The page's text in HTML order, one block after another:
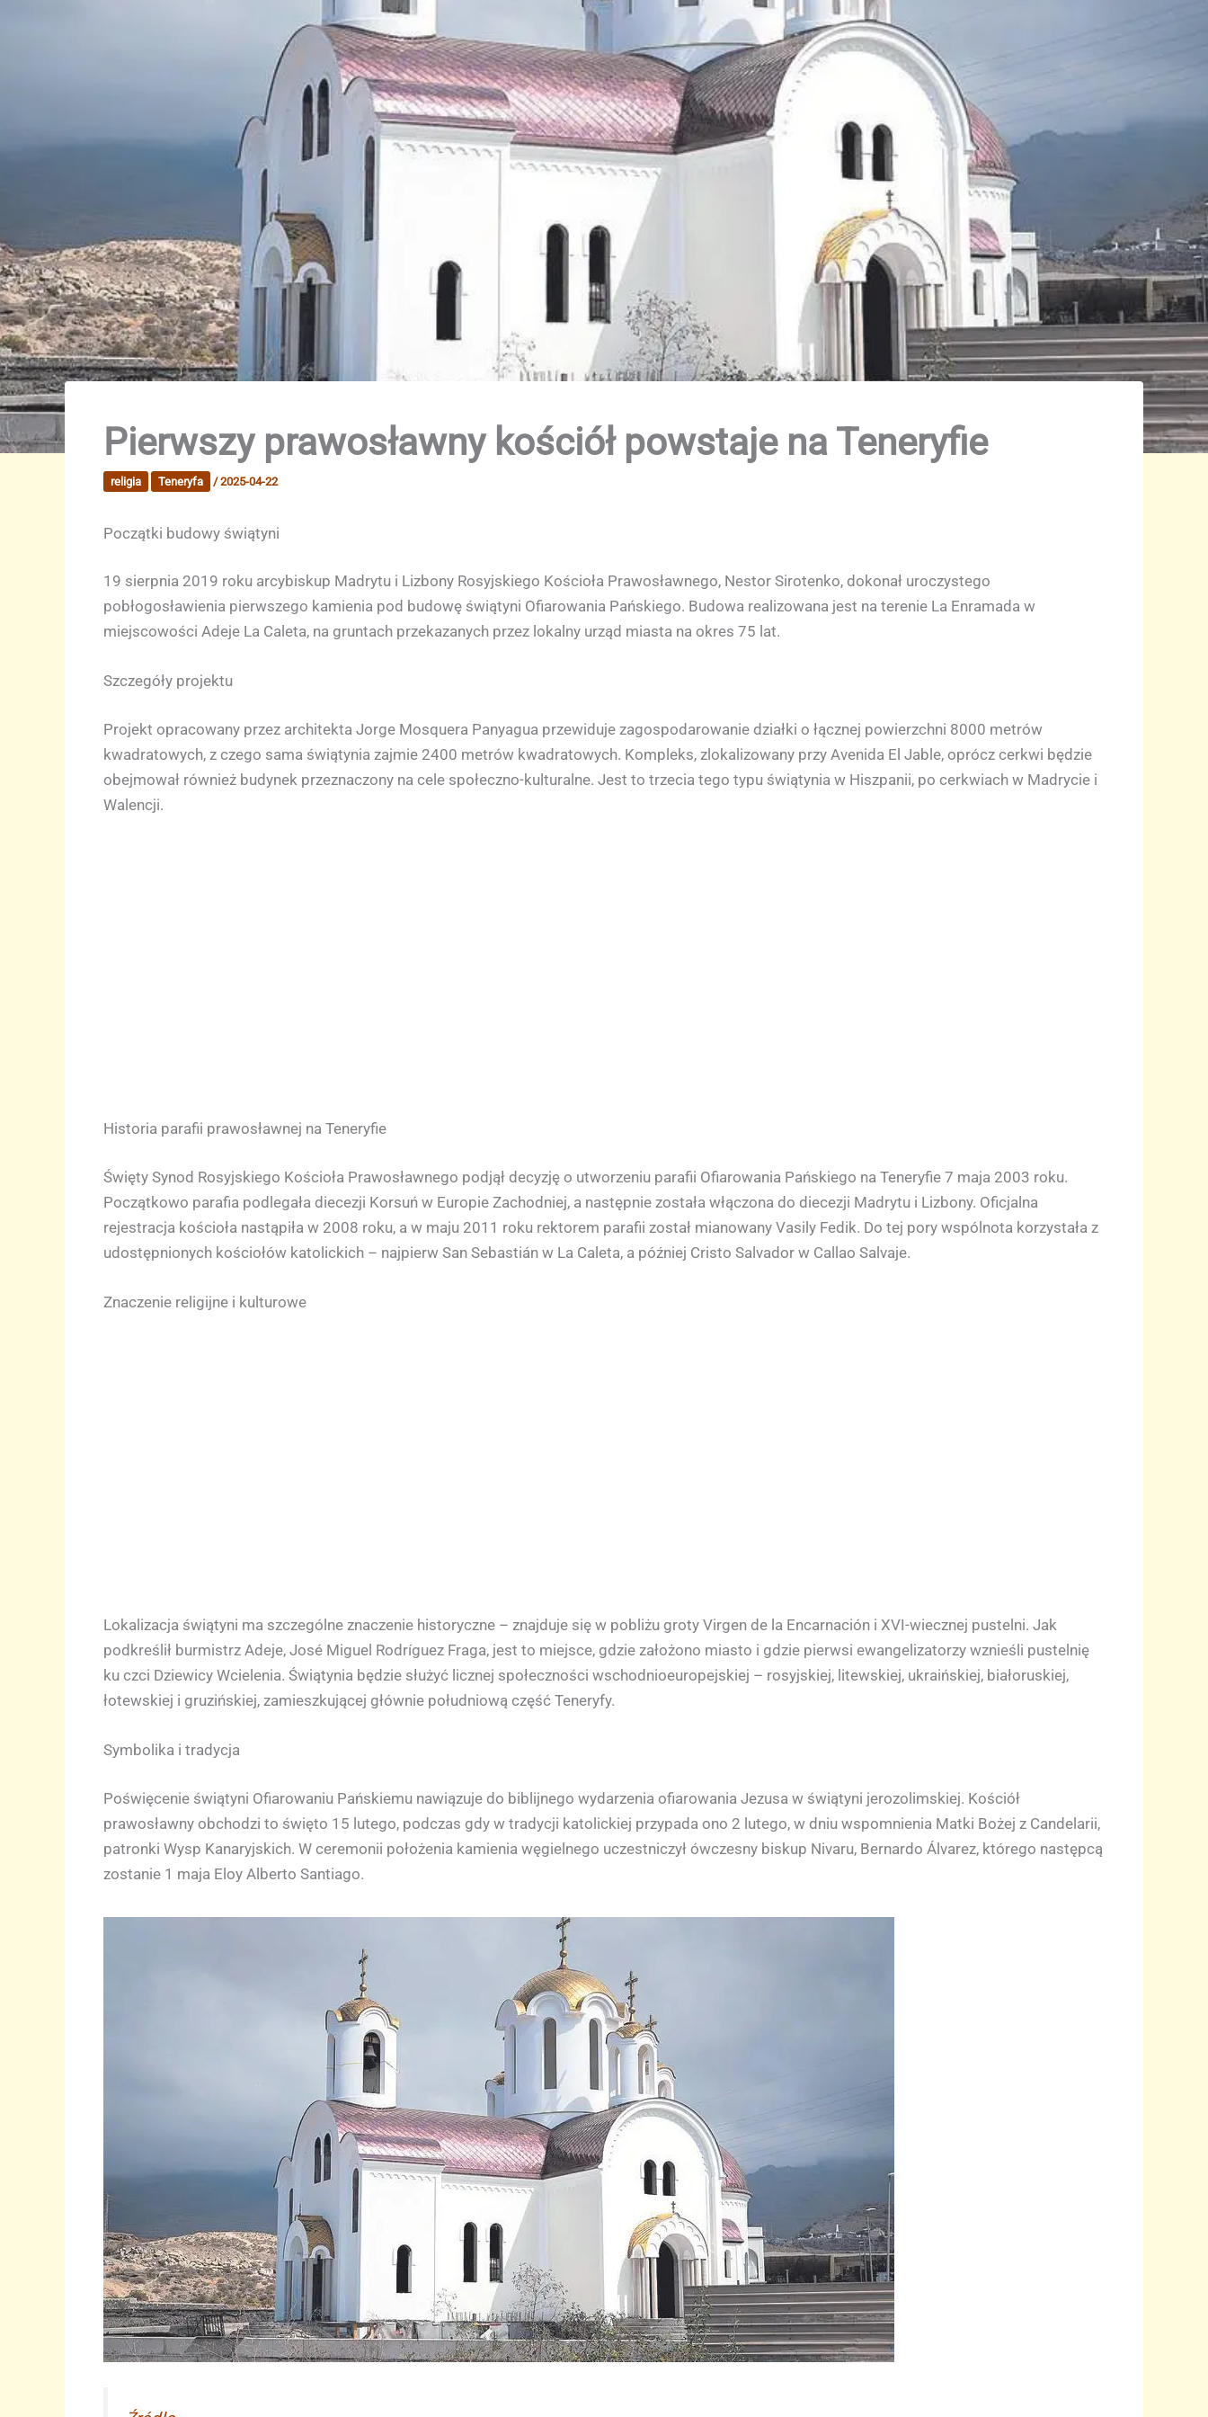
Pierwszy prawosławny kościół powstaje na Teneryfie
religia Teneryfa /2025-04-22
Początki budowy świątyni
19 sierpnia 2019 roku arcybiskup Madrytu i Lizbony Rosyjskiego Kościoła Prawosławnego, Nestor Sirotenko, dokonał uroczystego
pobłogosławienia pierwszego kamienia pod budowę świątyni Ofiarowania Pańskiego. Budowa realizowana jest na terenie La Enramada w
miejscowości Adeje La Caleta, na gruntach przekazanych przez lokalny urząd miasta na okres 75 lat.
Szczegóły projektu
Projekt opracowany przez architekta Jorge Mosquera Panyagua przewiduje zagospodarowanie działki o łącznej powierzchni 8000 metrów
kwadratowych, z czego sama świątynia zajmie 2400 metrów kwadratowych. Kompleks, zlokalizowany przy Avenida El Jable, oprócz cerkwi będzie
obejmował również budynek przeznaczony na cele społeczno-kulturalne. Jest to trzecia tego typu świątynia w Hiszpanii, po cerkwiach w Madrycie i
Walencji.
Historia parafii prawosławnej na Teneryfie
Święty Synod Rosyjskiego Kościoła Prawosławnego podjął decyzję o utworzeniu parafii Ofiarowania Pańskiego na Teneryfie 7 maja 2003 roku.
Początkowo parafia podlegała diecezji Korsuń w Europie Zachodniej, a następnie została włączona do diecezji Madrytu i Lizbony. Oficjalna
rejestracja kościoła nastąpiła w 2008 roku, a w maju 2011 roku rektorem parafii został mianowany Vasily Fedik. Do tej pory wspólnota korzystała z
udostępnionych kościołów katolickich – najpierw San Sebastián w La Caleta, a później Cristo Salvador w Callao Salvaje.
Znaczenie religijne i kulturowe
Lokalizacja świątyni ma szczególne znaczenie historyczne – znajduje się w pobliżu groty Virgen de la Encarnación i XVI-wiecznej pustelni. Jak
podkreślił burmistrz Adeje, José Miguel Rodríguez Fraga, jest to miejsce, gdzie założono miasto i gdzie pierwsi ewangelizatorzy wznieśli pustelnię
ku czci Dziewicy Wcielenia. Świątynia będzie służyć licznej społeczności wschodnioeuropejskiej – rosyjskiej, litewskiej, ukraińskiej, białoruskiej,
łotewskiej i gruzińskiej, zamieszkującej głównie południową część Teneryfy.
Symbolika i tradycja
Poświęcenie świątyni Ofiarowaniu Pańskiemu nawiązuje do biblijnego wydarzenia ofiarowania Jezusa w świątyni jerozolimskiej. Kościół
prawosławny obchodzi to święto 15 lutego, podczas gdy w tradycji katolickiej przypada ono 2 lutego, w dniu wspomnienia Matki Bożej z Candelarii,
patronki Wysp Kanaryjskich. W ceremonii położenia kamienia węgielnego uczestniczył ówczesny biskup Nivaru, Bernardo Álvarez, którego następcą
zostanie 1 maja Eloy Alberto Santiago.